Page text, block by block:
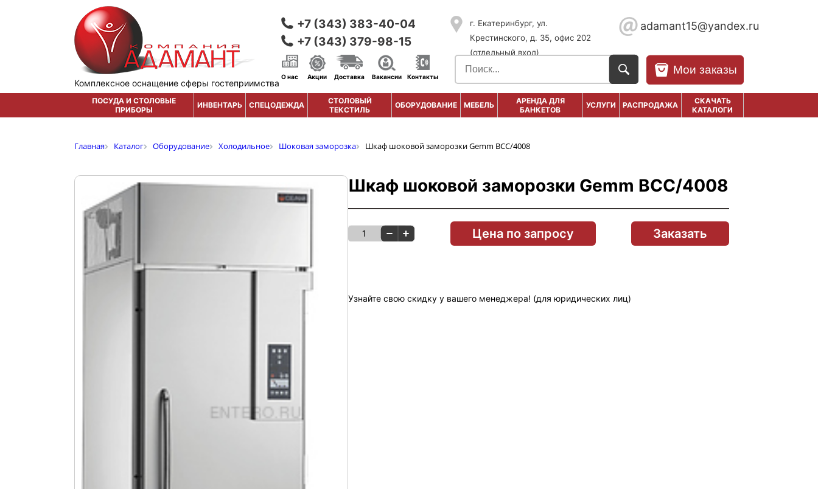
Комплексное оснащение сферы гостеприимства
+7 (343) 383-40-04
+7 (343) 379-98-15
г. Екатеринбург, ул.
Крестинского, д. 35, офис 202
(отдельный вход)
adamant15@yandex.ru
Мои заказы
О нас Акции Доставка Вакансии Контакты
ПОСУДА И СТОЛОВЫЕ
ПРИБОРЫ
ИНВЕНТАРЬ СПЕЦОДЕЖДА
СТОЛОВЫЙ
ТЕКСТИЛЬ
ОБОРУДОВАНИЕ МЕБЕЛЬ
АРЕНДА ДЛЯ
БАНКЕТОВ
УСЛУГИ РАСПРОДАЖА
СКАЧАТЬ
КАТАЛОГИ
Главная Каталог Оборудование Холодильное Шоковая заморозка Шкаф шоковой заморозки Gemm BCC/4008
Шкаф шоковой заморозки Gemm BCC/4008
1 Цена по запросу Заказать
Узнайте свою скидку у вашего менеджера! (для юридических лиц)